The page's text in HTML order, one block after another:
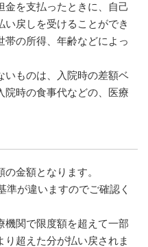
金を支払ったときに、自己
戻しを受けることができ
帯の所得、年齢などによっ
いものは、入院時の差額ベ
院時の食事代などの、医療
金額となります。
準が違いますのでご確認く
機関で限度額を超えて一部
超えた分が払い戻されま